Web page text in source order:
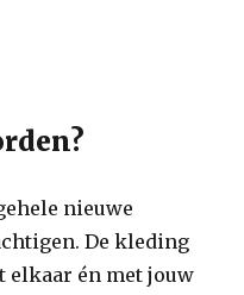
nieuwe
De kleding
elkaar én met jouw